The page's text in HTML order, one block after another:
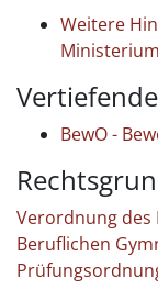
Weitere
BewO -
Verordnung
Beruflichen